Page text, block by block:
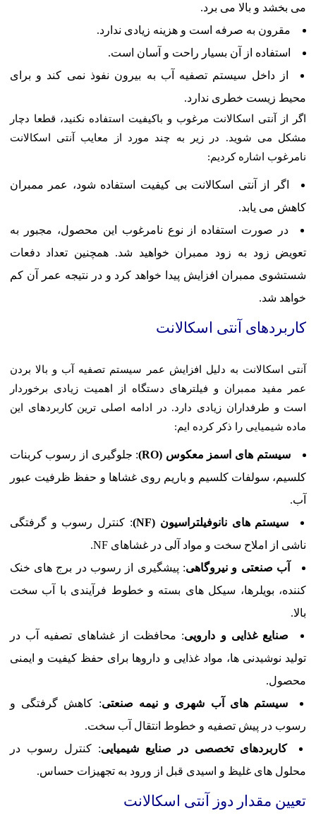
می بخشد و بالا می برد.
مقرون به صرفه است و هزینه زیادی ندارد.
استفاده از آن بسیار راحت و آسان است.
از داخل سیستم تصفیه آب به بیرون نفوذ نمی کند و برای
محیط زیست خطری ندارد.
اگر از آنتی اسکالانت مرغوب و باکیفیت استفاده نکنید، قطعا دچار
مشکل می شوید. در زیر به چند مورد از معایب آنتی اسکالانت
نامرغوب اشاره کردیم:
اگر از آنتی اسکالانت بی کیفیت استفاده شود، عمر ممبران
کاهش می یابد.
در صورت استفاده از نوع نامرغوب این محصول، مجبور به
تعویض زود به زود ممبران خواهید شد. همچنین تعداد دفعات
شستشوی ممبران افزایش پیدا خواهد کرد و در نتیجه عمر آن کم
خواهد شد.
کاربردهای آنتی اسکالانت
آنتی اسکالانت به دلیل افزایش عمر سیستم تصفیه آب و بالا بردن
عمر مفید ممبران و فیلترهای دستگاه از اهمیت زیادی برخوردار
است و طرفداران زیادی دارد. در ادامه اصلی ترین کاربردهای این
ماده شیمیایی را ذکر کرده ایم:
سیستم های اسمز معکوس (RO)
: جلوگیری از رسوب کربنات
کلسیم، سولفات کلسیم و باریم روی غشاها و حفظ ظرفیت عبور
آب.
سیستم های نانوفیلتراسیون (NF)
: کنترل رسوب و گرفتگی
ناشی از املاح سخت و مواد آلی در غشاهای NF.
آب صنعتی و نیروگاهی: پیشگیری از رسوب در برج های خنک
کننده، بویلرها، سیکل های بسته و خطوط فرآیندی با آب سخت
بالا.
صنایع غذایی و دارویی: محافظت از غشاهای تصفیه آب در
تولید نوشیدنی ها، مواد غذایی و داروها برای حفظ کیفیت و ایمنی
محصول.
سیستم های آب شهری و نیمه صنعتی: کاهش گرفتگی و
رسوب در پیش تصفیه و خطوط انتقال آب سخت.
کاربردهای تخصصی در صنایع شیمیایی: کنترل رسوب در
محلول های غلیظ و اسیدی قبل از ورود به تجهیزات حساس.
تعیین مقدار دوز آنتی اسکالانت